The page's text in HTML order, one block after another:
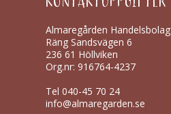
Almaregården Handelsbolag
Räng Sandsvägen 6
236 61 Höllviken
Org.nr: 916764-4237
Tel040-45 70 24
info@almaregarden.se